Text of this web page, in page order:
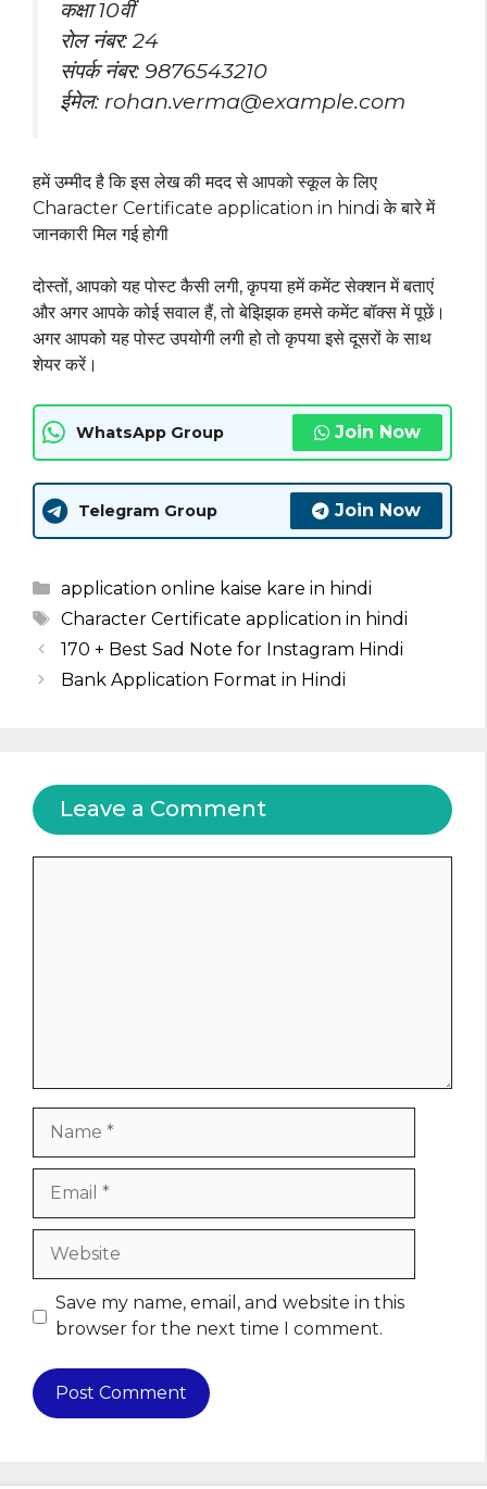
कक्षा 10वीं
रोल नंबर: 24
संपर्क नंबर: 9876543210
ईमेल: rohan.verma@example.com
हमें उम्मीद है कि इस लेख की मदद से आपको स्कूल के लिए
Character Certificate application in hindi के बारे में
जानकारी मिल गई होगी
दोस्तों, आपको यह पोस्ट कैसी लगी, कृपया हमें कमेंट सेक्शन में बताएं
और अगर आपके कोई सवाल हैं, तो बेझिझक हमसे कमेंट बॉक्स में पूछें।
अगर आपको यह पोस्ट उपयोगी लगी हो तो कृपया इसे दूसरों के साथ
शेयर करें।
WhatsApp Group Join Now
Telegram Group Join Now
Categories
application online kaise kare in hindi
Tags
Character Certificate application in hindi
170 + Best Sad Note for Instagram Hindi
Bank Application Format in Hindi
Leave a Comment
Website
Save my name, email, and website in this
browser for the next time I comment.